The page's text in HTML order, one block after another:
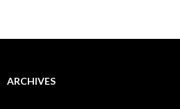
ARCHIVES